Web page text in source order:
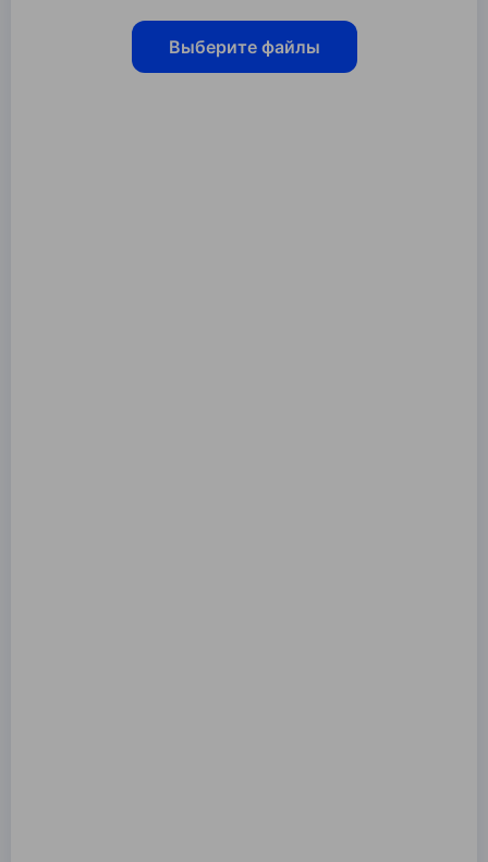
Выберите файлы